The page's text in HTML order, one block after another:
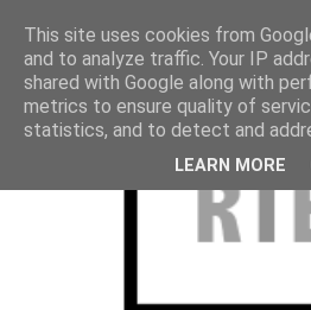
This site uses cookies from
and to analyze traffic. Your IP
shared with Google along with
metrics to ensure quality of
statistics, and to detect and
LEARN MORE